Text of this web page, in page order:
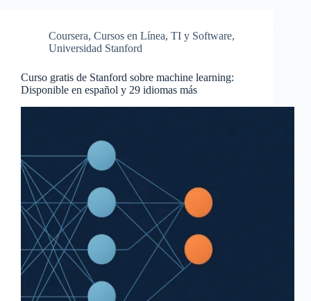
Coursera, Cursos en Línea, TI y Software,
Universidad Stanford
Curso gratis de Stanford sobre machine learning:
Disponible en español y 29 idiomas más